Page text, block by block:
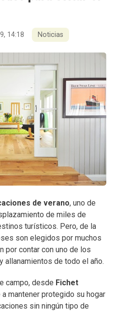
14:18 Noticias
de verano, uno de
de miles de
turísticos. Pero, de la
son elegidos por muchos
por contar con uno de los
de todo el año.
campo, desde Fichet
mantener protegido su hogar
sin ningún tipo de